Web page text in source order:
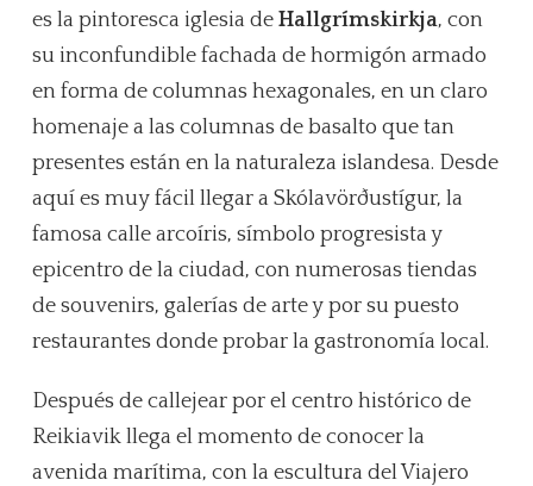
es la pintoresca iglesia de Hallgrímskirkja, con
su inconfundible fachada de hormigón armado
en forma de columnas hexagonales, en un claro
homenaje a las columnas de basalto que tan
presentes están en la naturaleza islandesa. Desde
aquí es muy fácil llegar a Skólavörðustígur, la
famosa calle arcoíris, símbolo progresista y
epicentro de la ciudad, con numerosas tiendas
de souvenirs, galerías de arte y por su puesto
restaurantes donde probar la gastronomía local.
Después de callejear por el centro histórico de
Reikiavik llega el momento de conocer la
avenida marítima, con la escultura del Viajero